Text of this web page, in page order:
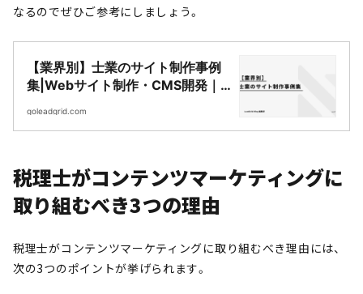
なるのでぜひご参考にしましょう。
【業界別】士業のサイト制作事例
集|Webサイト制作・CMS開発｜
goleadgrid.com
税理士がコンテンツマーケティングに
取り組むべき3つの理由
税理士がコンテンツマーケティングに取り組むべき理由には、
次の3つのポイントが挙げられます。